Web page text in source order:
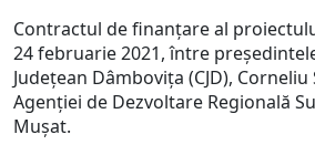
Contractul de finanțare al
24 februarie 2021, între
Județean Dâmbovița (CJD),
Agenției de Dezvoltare Regională
Mușat.